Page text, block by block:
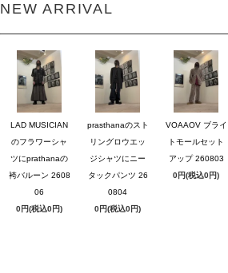
NEW ARRIVAL
LAD MUSICIAN
のフラワーシャ
ツにprathanaの
袴バルーン 2608
06
0円(税込0円)
prasthanaのスト
リングロウエッ
ジシャツにニー
タックパンツ 26
0804
0円(税込0円)
VOAAOV ブライ
トモールセット
アップ 260803
0円(税込0円)